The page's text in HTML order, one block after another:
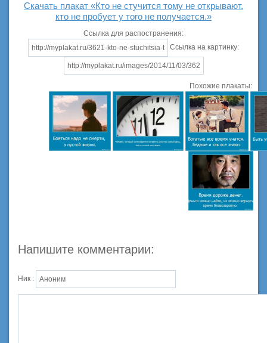
Скачать плакат «Кто не стучится тому не открывают.
кто не пробует у того не получается.»
Ссылка для распостранения:
Ссылка на картинку:
Похожие плакаты:
Напишите комментарии:
Ник :